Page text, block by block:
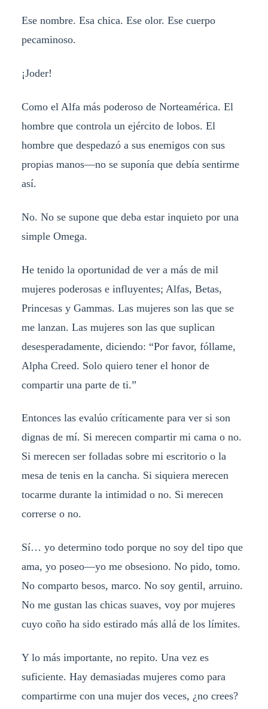
Ese nombre. Esa chica. Ese olor. Ese cuerpo
pecaminoso.
¡Joder!
Como el Alfa más poderoso de Norteamérica. El
hombre que controla un ejército de lobos. El
hombre que despedazó a sus enemigos con sus
propias manos—no se suponía que debía sentirme
así.
No. No se supone que deba estar inquieto por una
simple Omega.
He tenido la oportunidad de ver a más de mil
mujeres poderosas e influyentes; Alfas, Betas,
Princesas y Gammas. Las mujeres son las que se
me lanzan. Las mujeres son las que suplican
desesperadamente, diciendo: “Por favor, fóllame,
Alpha Creed. Solo quiero tener el honor de
compartir una parte de ti.”
Entonces las evalúo críticamente para ver si son
dignas de mí. Si merecen compartir mi cama o no.
Si merecen ser folladas sobre mi escritorio o la
mesa de tenis en la cancha. Si siquiera merecen
tocarme durante la intimidad o no. Si merecen
correrse o no.
Sí… yo determino todo porque no soy del tipo que
ama, yo poseo—yo me obsesiono. No pido, tomo.
No comparto besos, marco. No soy gentil, arruino.
No me gustan las chicas suaves, voy por mujeres
cuyo coño ha sido estirado más allá de los límites.
Y lo más importante, no repito. Una vez es
suficiente. Hay demasiadas mujeres como para
compartirme con una mujer dos veces, ¿no crees?